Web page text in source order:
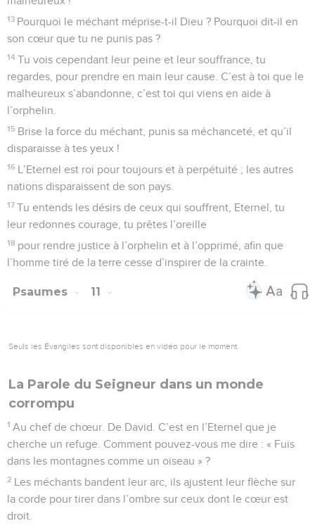
13 Pourquoi le méchant méprise-t-il Dieu ? Pourquoi dit-il en
son cœur que tu ne punis pas ?
14 Tu vois cependant leur peine et leur souffrance, tu
regardes, pour prendre en main leur cause. C’est à toi que le
malheureux s’abandonne, c’est toi qui viens en aide à
l’orphelin.
15 Brise la force du méchant, punis sa méchanceté, et qu’il
disparaisse à tes yeux !
16 L’Eternel est roi pour toujours et à perpétuité ; les autres
nations disparaissent de son pays.
17 Tu entends les désirs de ceux qui souffrent, Eternel, tu
leur redonnes courage, tu prêtes l’oreille
18 pour rendre justice à l’orphelin et à l’opprimé, afin que
l’homme tiré de la terre cesse d’inspirer de la crainte.
Psaumes 11
Seuls les Évangiles sont disponibles en vidéo pour le moment.
La Parole du Seigneur dans un monde
corrompu
1 Au chef de chœur. De David. C’est en l’Eternel que je
cherche un refuge. Comment pouvez-vous me dire : « Fuis
dans les montagnes comme un oiseau » ?
2 Les méchants bandent leur arc, ils ajustent leur flèche sur
la corde pour tirer dans l’ombre sur ceux dont le cœur est
droit.